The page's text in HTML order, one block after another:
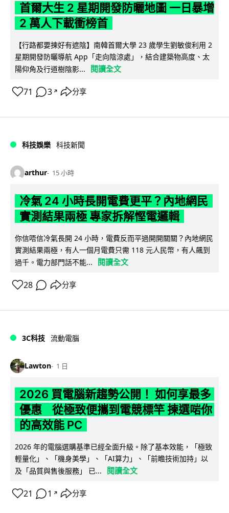
首爾大生 2 星期開發防曬地圖 一日暴增
2 萬人下載衝榜首
【行路都要揀好有遮陰】南韓首爾大學 23 歲學生劉敏俊利用 2
星期開發防曬導航 App「走向陰涼處」，結合建築物高度、太
陽仰角及行道樹陰影...
閱讀全文
71 3 ↗ 分享
科技娛樂 科技新聞
arthur 15 小時
冷氣 24 小時長開電費更平？內地網民
實測結果兩極 專家拆解慳電邏輯
你信唔信冷氣長開 24 小時，電費反而平過開開關關？內地網民
實測結果兩極，有人一個月電費只需 118 元人民幣，有人飆到
過千。電力部門話不能...
閱讀全文
28 分享
3C科技 流動電腦
Lawton 1 日
2026 買電腦新趨勢公開！ 如何享最多
優惠 從極致便攜到電競標竿 揀選啱你
的高效能 PC
2026 年的電腦選購基準已經全面升級。除了基本效能，「極致
輕量化」、「機身美學」、「AI算力」、「前瞻技術加持」以
及「品質與售後服務」 已...
閱讀全文
21 1 ↗ 分享